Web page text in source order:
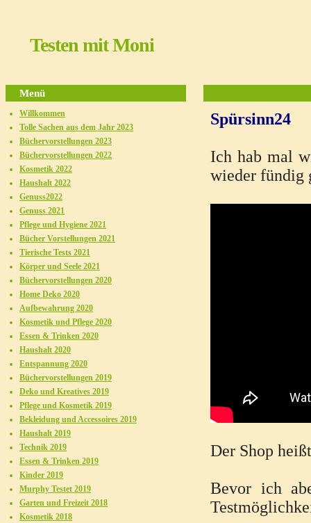
Testen mit Moni
Spürsinn24
Ich hab mal
wieder fündig
Der Shop
Bevor ich
Menü
Willkommen
Tolle Sachen aus dem Jahr 2023
Büchervorstellungen 2023
Büchervorstellungen 2022
Kosmetik 2022
Haushalt 2022
Genuss2022
Genuss 2021
Pflege und Hygiene 2021
Bücher Vorstellungen 2021
Tierische Tests 2021
Körper und Seele 2021
Büchervorstellungen 2020
Home Deko 2020
Aufbewahrung 2020
Kosmetik und Pflege 2020
Essen & Trinken 2020
Haushalt 2020
Entspannung 2020
Büchervorstellungen 2019
Deko und Kreatives 2019
Pflege und Kosmetik 2019
Bekleidung und Accessoires 2019
Haushalt 2019
Technik 2019
Essen & Trinken 2019
Kinder 2019
Murphy Testet 2019
Garten und Freizeit 2018
Kosmetik 2018